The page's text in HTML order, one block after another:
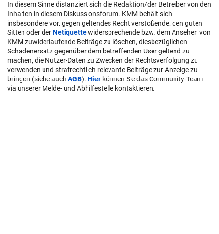
In diesem Sinne distanziert sich die Redaktion/der Betreiber von den
Inhalten in diesem Diskussionsforum. KMM behält sich
insbesondere vor, gegen geltendes Recht verstoßende, den guten
Sitten oder derNetiquettewidersprechende bzw. dem Ansehen von
KMM zuwiderlaufende Beiträge zu löschen, diesbezüglichen
Schadenersatz gegenüber dem betreffenden User geltend zu
machen, die Nutzer-Daten zu Zwecken der Rechtsverfolgung zu
verwenden und strafrechtlich relevante Beiträge zur Anzeige zu
bringen (siehe auch AGB). Hier können Sie das Community-Team
via unserer Melde- und Abhilfestelle kontaktieren.